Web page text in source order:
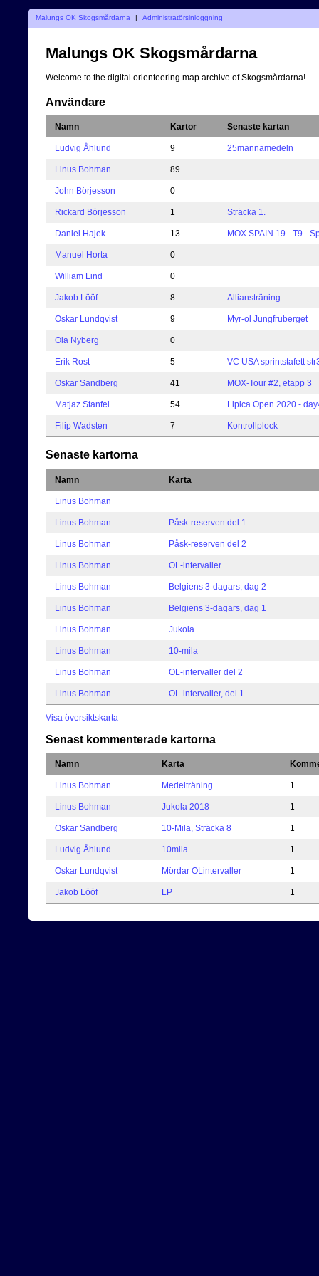
Malungs OK Skogsmårdarna | Administratörsinloggning
Malungs OK Skogsmårdarna
Welcome to the digital orienteering map archive of Skogsmårdarna!
Användare
Namn Kartor Senaste kartan
Ludvig Åhlund 9 25mannamedeln
Linus Bohman 89
John Börjesson 0
Rickard Börjesson 1 Sträcka 1.
Daniel Hajek 13 MOX SPAIN 19 - T9 -
Manuel Horta 0
William Lind 0
Jakob Lööf 8 Alliansträning
Oskar Lundqvist 9 Myr-ol Jungfruberget
Ola Nyberg 0
Erik Rost 5 VC USA sprintstafett
Oskar Sandberg 41 MOX-Tour #2, etapp 3
Matjaz Stanfel 54 Lipica Open 2020 -
Filip Wadsten 7 Kontrollplock
Senaste kartorna
Namn Karta
Linus Bohman
Linus Bohman Påsk-reserven del 1
Linus Bohman Påsk-reserven del 2
Linus Bohman OL-intervaller
Linus Bohman Belgiens 3-dagars, dag 2
Linus Bohman Belgiens 3-dagars, dag 1
Linus Bohman Jukola
Linus Bohman 10-mila
Linus Bohman OL-intervaller del 2
Linus Bohman OL-intervaller, del 1
Visa översiktskarta
Senast kommenterade kartorna
Namn Karta
Linus Bohman Medelträning 1
Linus Bohman Jukola 2018 1
Oskar Sandberg 10-Mila, Sträcka 8 1
Ludvig Åhlund 10mila 1
Oskar Lundqvist Mördar OLintervaller 1
Jakob Lööf LP 1